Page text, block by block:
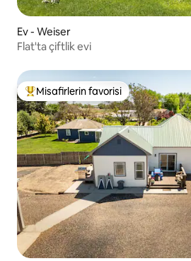
Ev - Weiser
Flat'ta çiftlik evi
Misafirlerin favorilerinden en
Misafirlerin favorisi